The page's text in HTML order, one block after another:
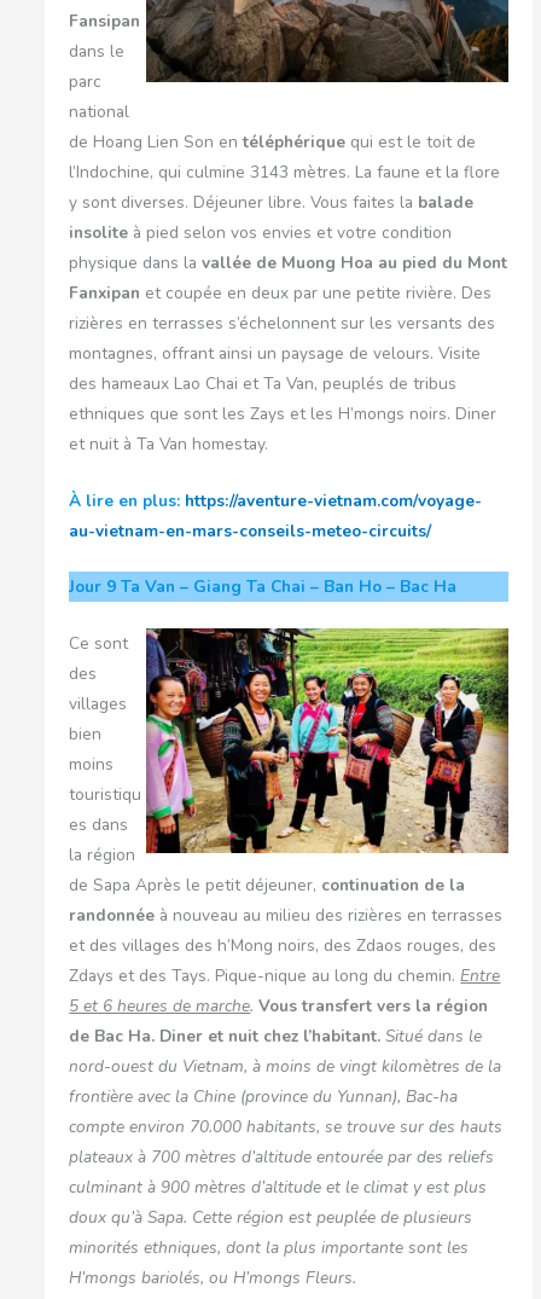
Fansipan
dans le
parc
national
de Hoang Lien Son entéléphérique qui est le toit de
l’Indochine, qui culmine 3143 mètres. La faune et la flore
y sont diverses. Déjeuner libre. Vous faites la balade
insolite à pied selon vos envies et votre condition
physique dans lavallée de Muong Hoa au pied du Mont
Fanxipan et coupée en deux par une petite rivière. Des
rizières en terrasses s’échelonnent sur les versants des
montagnes, offrant ainsi un paysage de velours. Visite
des hameaux Lao Chai et Ta Van, peuplés de tribus
ethniques que sont les Zays et les H’mongs noirs. Diner
et nuit à Ta Van homestay.
À lire en plus: https://aventure-vietnam.com/voyage-
au-vietnam-en-mars-conseils-meteo-circuits/
Jour 9 Ta Van – Giang Ta Chai – Ban Ho – Bac Ha
Ce sont
des
villages
bien
moins
touristiqu
es dans
la région
de Sapa Après le petit déjeuner, continuation de la
randonnée à nouveau au milieu des rizières en terrasses
et des villages des h’Mong noirs, des Zdaos rouges, des
Zdays et des Tays. Pique-nique au long du chemin. Entre
5 et 6 heures de marche. Vous transfert vers la région
de Bac Ha. Diner et nuit chez l’habitant. Situé dans le
nord-ouest du Vietnam, à moins de vingt kilomètres de la
frontière avec la Chine (province du Yunnan), Bac-ha
compte environ 70.000 habitants, se trouve sur des hauts
plateaux à 700 mètres d’altitude entourée par des reliefs
culminant à 900 mètres d’altitude et le climat y est plus
doux qu’à Sapa. Cette région est peuplée de plusieurs
minorités ethniques, dont la plus importante sont les
H’mongs bariolés, ou H’mongs Fleurs.